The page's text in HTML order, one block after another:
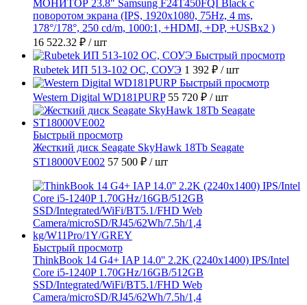
МОНИТОР 23.8" Samsung F24T450FQI Black с
поворотом экрана (IPS, 1920x1080, 75Hz, 4 ms,
178°/178°, 250 cd/m, 1000:1, +HDMI, +DP, +USBx2 )
16 522.32 ₽ / шт
Быстрый просмотр
Rubetek ИП 513-102 ОС, СОУЭ 1 392 ₽ / шт
Быстрый просмотр
Western Digital WD181PURP 55 720 ₽ / шт
Быстрый просмотр
Жесткий диск Seagate SkyHawk 18Tb Seagate
ST18000VE002 57 500 ₽ / шт
Быстрый просмотр
ThinkBook 14 G4+ IAP 14.0'' 2.2K (2240x1400) IPS/Intel
Core i5-1240P 1.70GHz/16GB/512GB
SSD/Integrated/WiFi/BT5.1/FHD Web
Camera/microSD/RJ45/62Wh/7.5h/1,4